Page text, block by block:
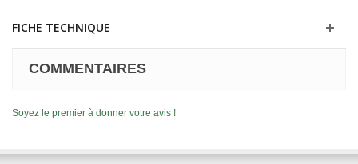
FICHE TECHNIQUE
COMMENTAIRES
Soyez le premier à donner votre avis !